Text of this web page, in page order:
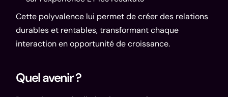
Cette polyvalence lui permet de créer des relations
durables et rentables, transformant chaque
interaction en opportunité de croissance.
Quel avenir ?